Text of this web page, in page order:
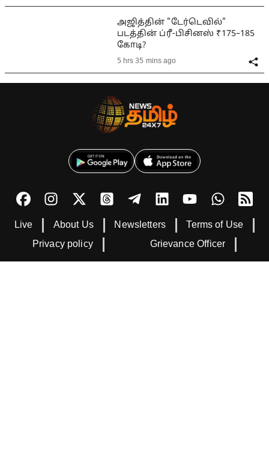
அஜித்தின் "டேர்டெவில்"
படத்தின் ப்ரீ-பிசினஸ் ₹175–185
கோடி?
5 hrs 35 mins ago
Live About Us Newsletters
Terms of Use
Privacy policy
Grievance Officer